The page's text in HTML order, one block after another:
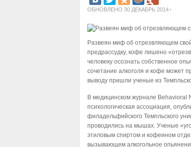
ОБНОВЛЕНО 30 ДЕКАБРЬ 2014
Развеян миф об отрезвляющем
предрассудку, кофе лишено
человеку осознать собственное
сочетание алкоголя и кофе может
выводу пришли ученые из
В медицинском журнале Behavioral
психологическая ассоциация,
филадельфийского Темпльского
проводились на мышах. Ученые
этиловым спиртом и кофеином
вызывающем алкогольное